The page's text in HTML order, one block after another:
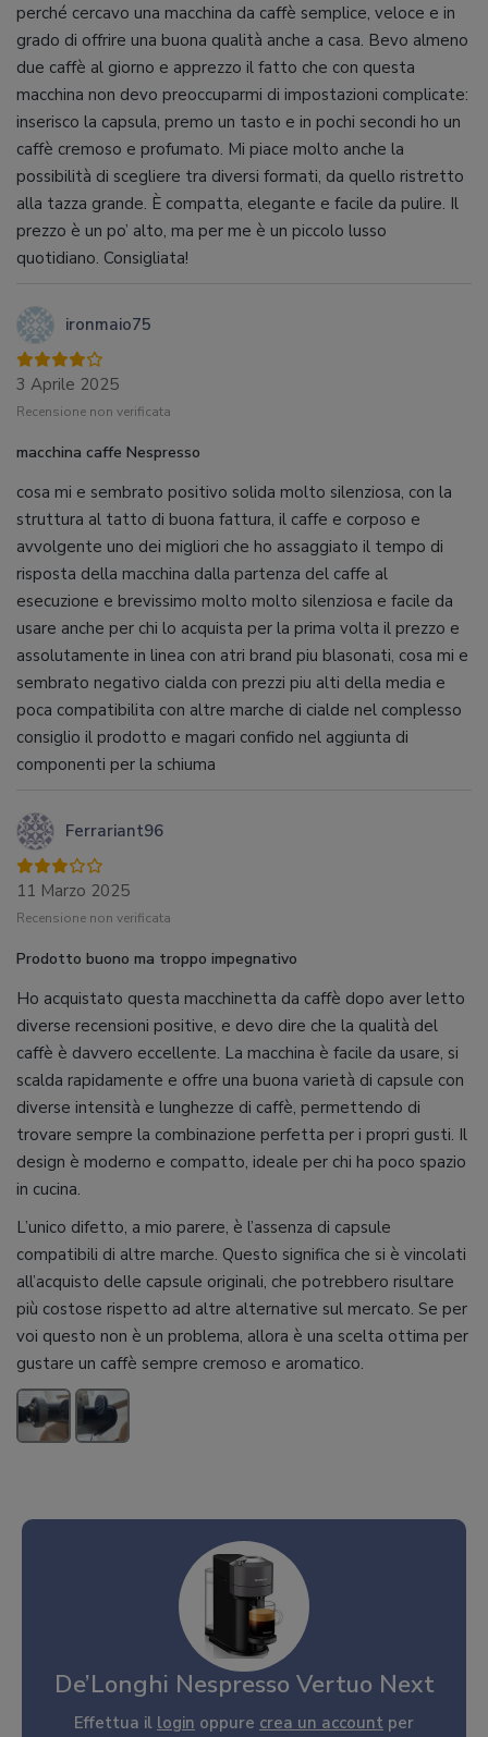
perché cercavo una macchina da caffè semplice, veloce e in
grado di offrire una buona qualità anche a casa. Bevo almeno
due caffè al giorno e apprezzo il fatto che con questa
macchina non devo preoccuparmi di impostazioni complicate:
inserisco la capsula, premo un tasto e in pochi secondi ho un
caffè cremoso e profumato. Mi piace molto anche la
possibilità di scegliere tra diversi formati, da quello ristretto
alla tazza grande. È compatta, elegante e facile da pulire. Il
prezzo è un po’ alto, ma per me è un piccolo lusso
quotidiano. Consigliata!
ironmaio75
3 Aprile 2025
Recensione non verificata
macchina caffe Nespresso
cosa mi e sembrato positivo solida molto silenziosa, con la
struttura al tatto di buona fattura, il caffe e corposo e
avvolgente uno dei migliori che ho assaggiato il tempo di
risposta della macchina dalla partenza del caffe al
esecuzione e brevissimo molto molto silenziosa e facile da
usare anche per chi lo acquista per la prima volta il prezzo e
assolutamente in linea con atri brand piu blasonati, cosa mi e
sembrato negativo cialda con prezzi piu alti della media e
poca compatibilita con altre marche di cialde nel complesso
consiglio il prodotto e magari confido nel aggiunta di
componenti per la schiuma
Ferrariant96
11 Marzo 2025
Recensione non verificata
Prodotto buono ma troppo impegnativo
Ho acquistato questa macchinetta da caffè dopo aver letto
diverse recensioni positive, e devo dire che la qualità del
caffè è davvero eccellente. La macchina è facile da usare, si
scalda rapidamente e offre una buona varietà di capsule con
diverse intensità e lunghezze di caffè, permettendo di
trovare sempre la combinazione perfetta per i propri gusti. Il
design è moderno e compatto, ideale per chi ha poco spazio
in cucina.
L’unico difetto, a mio parere, è l’assenza di capsule
compatibili di altre marche. Questo significa che si è vincolati
all’acquisto delle capsule originali, che potrebbero risultare
più costose rispetto ad altre alternative sul mercato. Se per
voi questo non è un problema, allora è una scelta ottima per
gustare un caffè sempre cremoso e aromatico.
De’Longhi Nespresso Vertuo Next
Effettua il login oppure crea un account per